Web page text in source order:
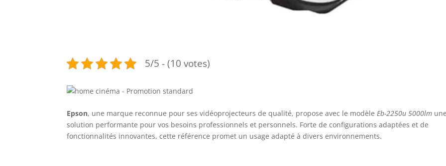
5/5 - (10 votes)
Epson, une marque reconnue pour ses vidéoprojecteurs de qualité, propose avec le modèle Eb-2250u 5000lm une
solution performante pour vos besoins professionnels et personnels. Forte de configurations adaptées et de
fonctionnalités innovantes, cette référence promet un usage adapté à divers environnements.